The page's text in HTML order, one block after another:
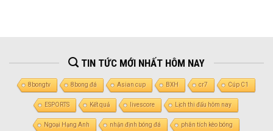
TIN TỨC MỚI NHẤT HÔM NAY
8bongtv 8bong đá Asian cup BXH cr7 Cúp C1
ESPORTS Kết quả livescore Lịch thi đấu hôm nay
Ngoại Hạng Anh nhận định bóng đá phân tích kèo bóng